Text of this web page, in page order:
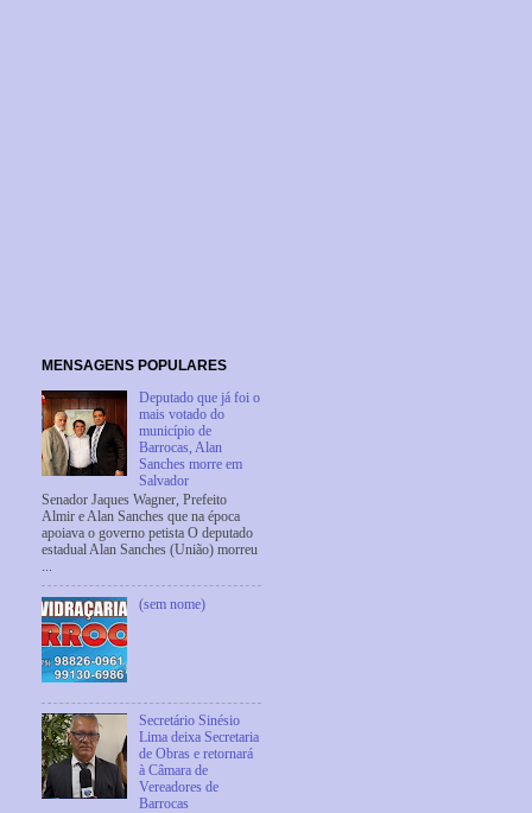
MENSAGENS POPULARES
Deputado que já foi o
mais votado do
município de
Barrocas, Alan
Sanches morre em
Salvador
Senador Jaques Wagner, Prefeito
Almir e Alan Sanches que na época
apoiava o governo petista O deputado
estadual Alan Sanches (União) morreu
...
(sem nome)
Secretário Sinésio
Lima deixa Secretaria
de Obras e retornará
à Câmara de
Vereadores de
Barrocas